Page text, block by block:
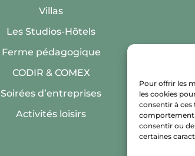
Pour offrir les
les cookies
consentir à ces
comportement
consentir ou
certaines
Villas
Les Studios-Hôtels
Ferme pédagogique
CODIR & COMEX
Soirées d’entreprises
Activités loisirs